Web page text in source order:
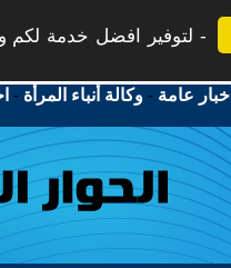
لتوفير افضل خدمة لكم
أخبار عامة -وكالة أنباء المرأة -